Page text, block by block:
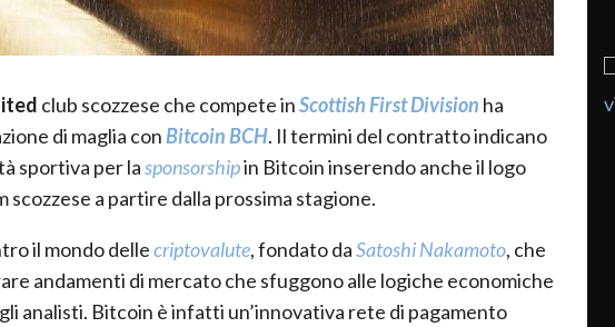
club scozzese che compete inScottish First Division ha
di maglia conBitcoin BCH. Il termini del contratto indicano
sportiva per lasponsorshipin Bitcoin inserendo anche il logo
scozzese a partire dalla prossima stagione.
il mondo dellecriptovalute, fondato daSatoshi Nakamoto, che
andamenti di mercato che sfuggono alle logiche economiche
analisti. Bitcoin è infatti un’innovativa rete di pagamento